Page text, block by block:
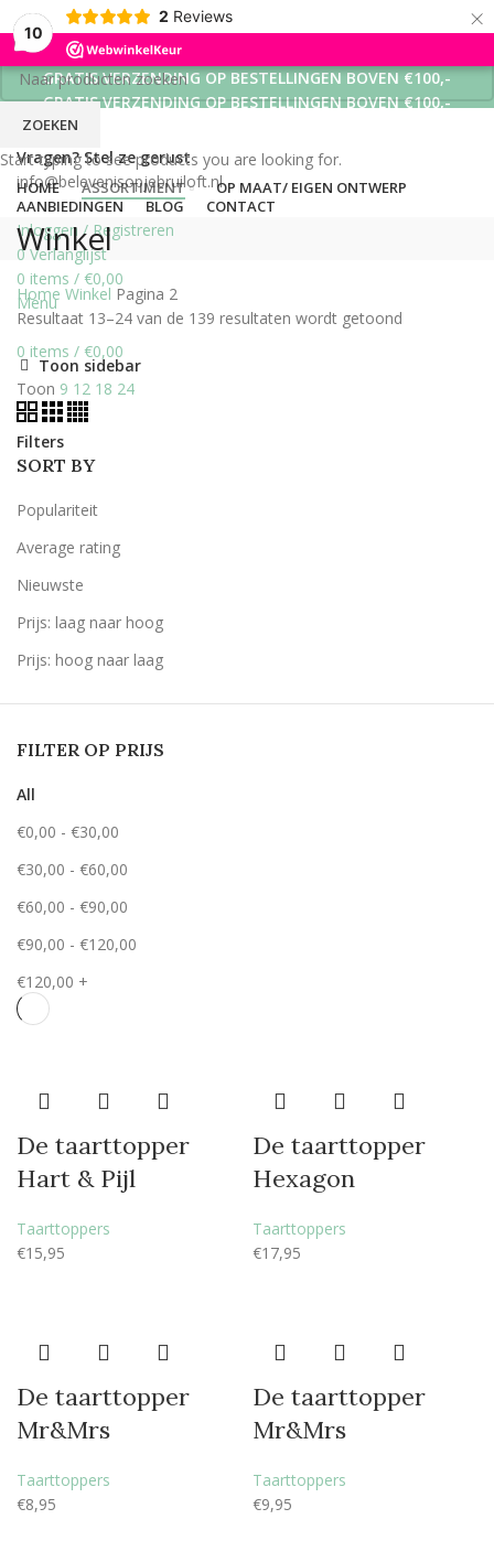
10
2 Reviews ×
GRATIS VERZENDING OP BESTELLINGEN BOVEN €100,-
GRATIS VERZENDING OP BESTELLINGEN BOVEN €100,-
GRATIS VERZENDING OP BESTELLINGEN BOVEN €100,-
Vragen? Stel ze gerust
info@belevenisopjebruiloft.nl
Inloggen / Registreren
0Verlanglijst
0 items / €0,00
Menu
0 items / €0,00
HOME ASSORTIMENT
OP MAAT/ EIGEN ONTWERP
AANBIEDINGEN
BLOG CONTACT
Winkel
Home Winkel Pagina 2
Resultaat 13–24 van de 139 resultaten wordt getoond
Toon sidebar
Toon 9 12 18 24
Filters
SORT BY
Populariteit
Average rating
Nieuwste
Prijs: laag naar hoog
Prijs: hoog naar laag
FILTER OP PRIJS
All
€0,00 - €30,00
€30,00 - €60,00
€60,00 - €90,00
€90,00 - €120,00
€120,00 +
De taarttopper
Hart & Pijl
Taarttoppers
€15,95
De taarttopper
Hexagon
Taarttoppers
€17,95
De taarttopper
Mr&Mrs
Taarttoppers
€8,95
De taarttopper
Mr&Mrs
Taarttoppers
€9,95
ZOEKEN
Start typing to see products you are looking for.